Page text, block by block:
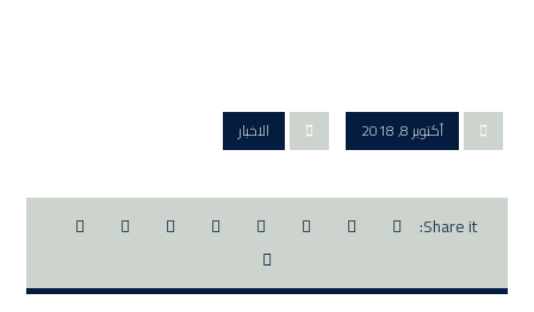
أكتوبر 8, 2018 الاخبار